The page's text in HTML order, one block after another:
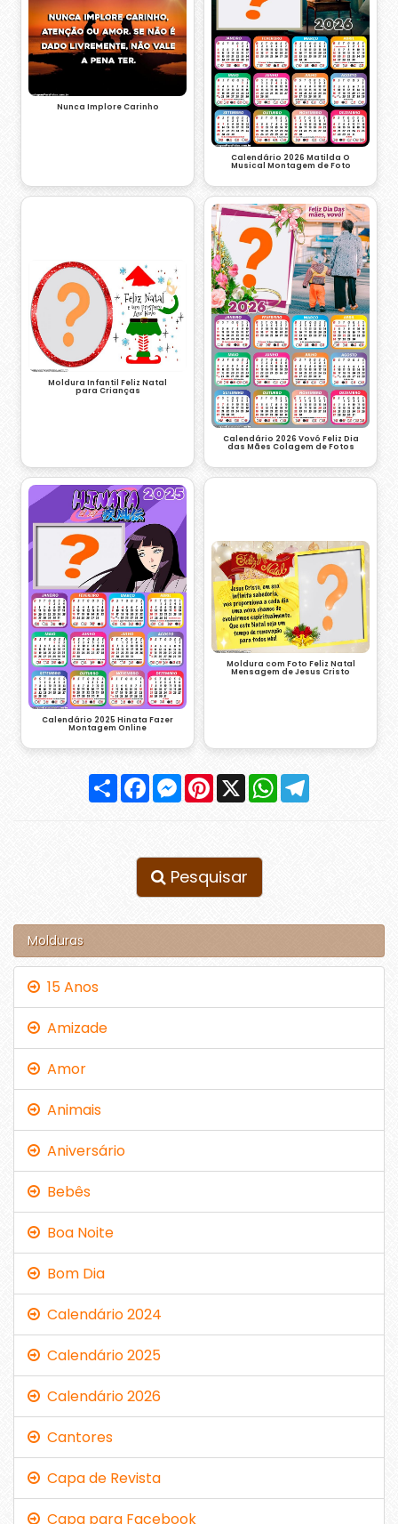
Nunca Implore Carinho
Calendário 2026 Matilda O
Musical Montagem de Foto
Moldura Infantil Feliz Natal
para Crianças
Calendário 2026 Vovó Feliz Dia
das Mães Colagem de Fotos
Calendário 2025 Hinata Fazer
Montagem Online
Moldura com Foto Feliz Natal
Mensagem de Jesus Cristo
Compartilhar
FacebookMessenger
Pinterest
X WhatsApp
Pesquisar
Molduras
15 Anos
Amizade
Amor
Animais
Aniversário
Bebês
Boa Noite
Bom Dia
Calendário 2024
Calendário 2025
Calendário 2026
Cantores
Capa de Revista
Capa para Facebook